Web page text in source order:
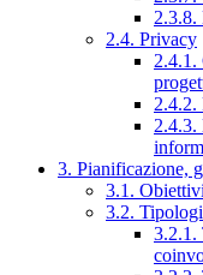
2.3.8.
2.4. Privacy
2.4.1.
2.4.2.
2.4.3.
3. Pianificazione,
3.1.
3.2.
3.2.1.